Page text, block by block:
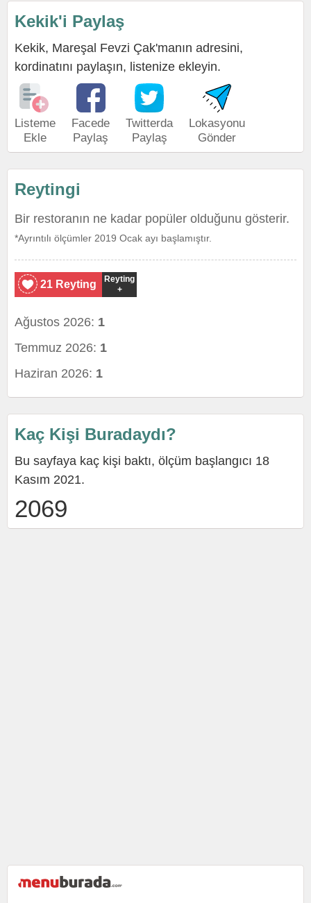
Kekik'i Paylaş
Kekik, Mareşal Fevzi Çak'manın adresini,
kordinatını paylaşın, listenize ekleyin.
Listeme
Ekle
Facede
Paylaş
Twitterda
Paylaş
Lokasyonu
Gönder
Reytingi
Bir restoranın ne kadar popüler olduğunu gösterir.
*Ayrıntılı ölçümler 2019 Ocak ayı başlamıştır.
21 Reyting
Reyting
+
Ağustos 2026: 1
Temmuz 2026: 1
Haziran 2026: 1
Kaç Kişi Buradaydı?
Bu sayfaya kaç kişi baktı, ölçüm başlangıcı 18
Kasım 2021.
2069